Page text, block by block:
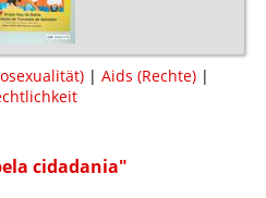
| Aids (Rechte) |
cidadania"